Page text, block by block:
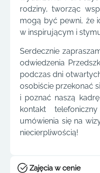
rodziny, tworząc
mogą być pewni, że
w inspirującym i
Serdecznie
odwiedzenia
podczas dni
osobiście przekonać
i poznać naszą
kontakt
umówienia się na
niecierpliwością!
Zajęcia w cenie